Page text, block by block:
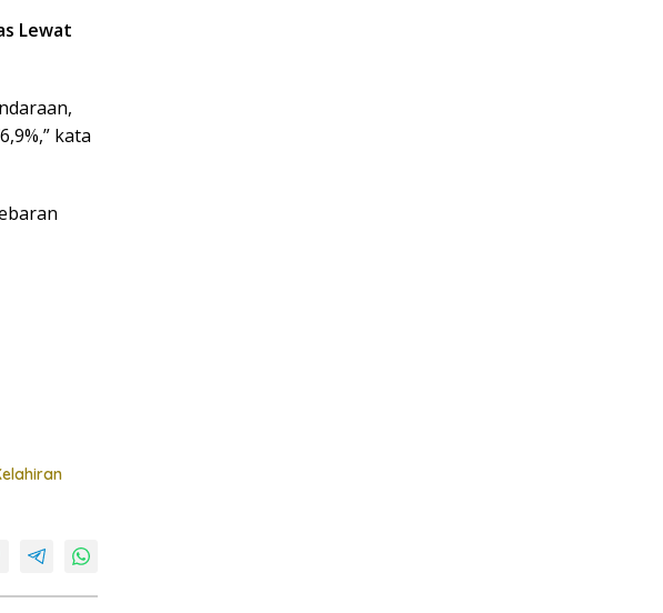
Lewat
kata